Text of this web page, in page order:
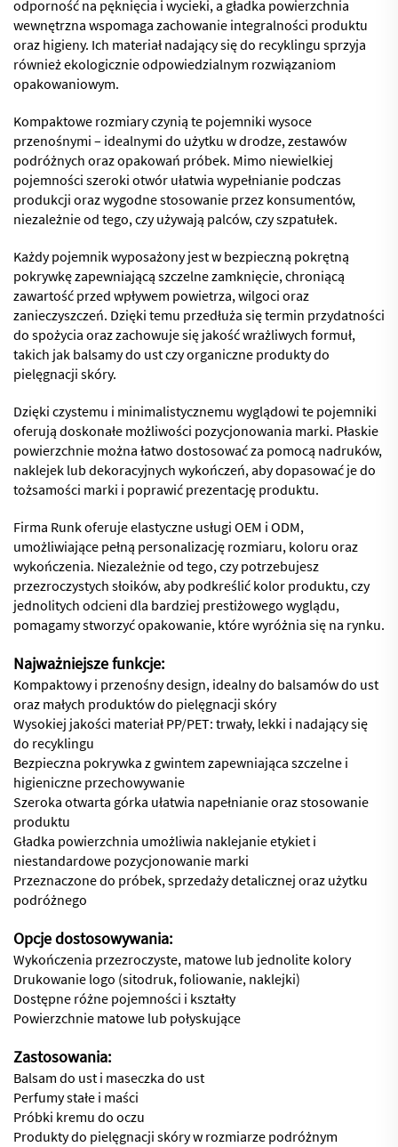
odporność na pęknięcia i wycieki, a gładka powierzchnia
wewnętrzna wspomaga zachowanie integralności produktu
oraz higieny. Ich materiał nadający się do recyklingu sprzyja
również ekologicznie odpowiedzialnym rozwiązaniom
opakowaniowym.
Kompaktowe rozmiary czynią te pojemniki wysoce
przenośnymi – idealnymi do użytku w drodze, zestawów
podróżnych oraz opakowań próbek. Mimo niewielkiej
pojemności szeroki otwór ułatwia wypełnianie podczas
produkcji oraz wygodne stosowanie przez konsumentów,
niezależnie od tego, czy używają palców, czy szpatułek.
Każdy pojemnik wyposażony jest w bezpieczną pokrętną
pokrywkę zapewniającą szczelne zamknięcie, chroniącą
zawartość przed wpływem powietrza, wilgoci oraz
zanieczyszczeń. Dzięki temu przedłuża się termin przydatności
do spożycia oraz zachowuje się jakość wrażliwych formuł,
takich jak balsamy do ust czy organiczne produkty do
pielęgnacji skóry.
Dzięki czystemu i minimalistycznemu wyglądowi te pojemniki
oferują doskonałe możliwości pozycjonowania marki. Płaskie
powierzchnie można łatwo dostosować za pomocą nadruków,
naklejek lub dekoracyjnych wykończeń, aby dopasować je do
tożsamości marki i poprawić prezentację produktu.
Firma Runk oferuje elastyczne usługi OEM i ODM,
umożliwiające pełną personalizację rozmiaru, koloru oraz
wykończenia. Niezależnie od tego, czy potrzebujesz
przezroczystych słoików, aby podkreślić kolor produktu, czy
jednolitych odcieni dla bardziej prestiżowego wyglądu,
pomagamy stworzyć opakowanie, które wyróżnia się na rynku.
Najważniejsze funkcje:
Kompaktowy i przenośny design, idealny do balsamów do ust
oraz małych produktów do pielęgnacji skóry
Wysokiej jakości materiał PP/PET: trwały, lekki i nadający się
do recyklingu
Bezpieczna pokrywka z gwintem zapewniająca szczelne i
higieniczne przechowywanie
Szeroka otwarta górka ułatwia napełnianie oraz stosowanie
produktu
Gładka powierzchnia umożliwia naklejanie etykiet i
niestandardowe pozycjonowanie marki
Przeznaczone do próbek, sprzedaży detalicznej oraz użytku
podróżnego
Opcje dostosowywania:
Wykończenia przezroczyste, matowe lub jednolite kolory
Drukowanie logo (sitodruk, foliowanie, naklejki)
Dostępne różne pojemności i kształty
Powierzchnie matowe lub połyskujące
Zastosowania:
Balsam do ust i maseczka do ust
Perfumy stałe i maści
Próbki kremu do oczu
Produkty do pielęgnacji skóry w rozmiarze podróżnym